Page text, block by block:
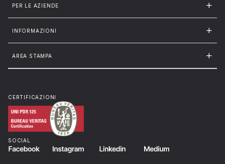
PER LE AZIENDE
INFORMAZIONI
AREA STAMPA
CERTIFICAZIONI
SOCIAL